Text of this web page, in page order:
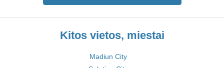
Kitos vietos, miestai
Madiun City